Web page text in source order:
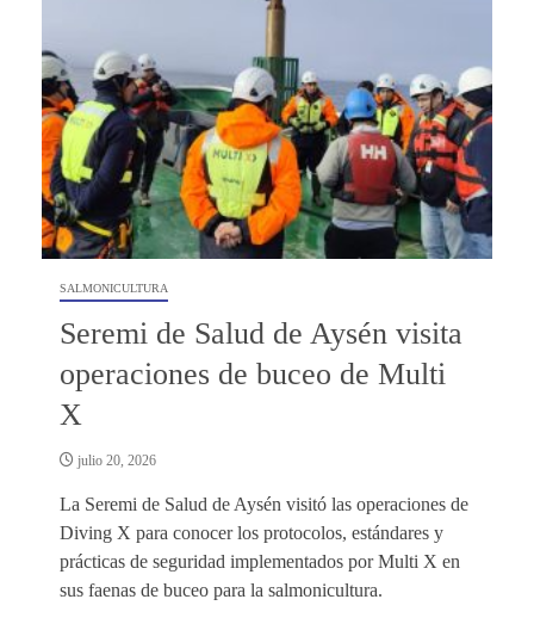
SALMONICULTURA
Seremi de Salud de Aysén visita
operaciones de buceo de Multi
X
julio 20, 2026
La Seremi de Salud de Aysén visitó las operaciones de
Diving X para conocer los protocolos, estándares y
prácticas de seguridad implementados por Multi X en
sus faenas de buceo para la salmonicultura.